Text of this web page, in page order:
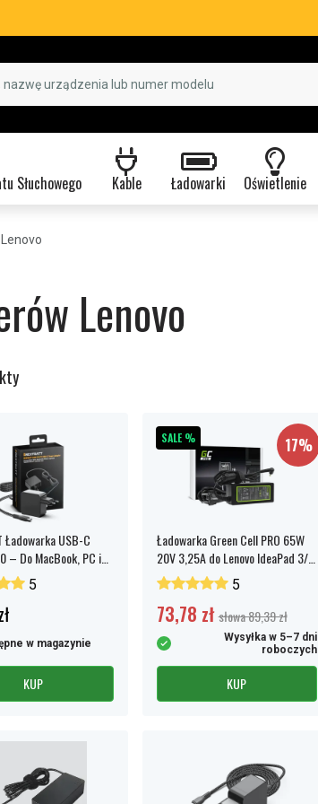
Słuchowego Kable Ładowarki Oświetlenie
Lenovo
Lenovo
Ładowarka USB-C
– Do MacBook, PC i
5
w magazynie
KUP
SALE % 17%
Ładowarka Green Cell PRO 65W
20V 3,25A do Lenovo IdeaPad 3/5
i innych
5
73,78 zł słowa 89,39 zł
Wysyłka w 5–7 dni
roboczych
KUP